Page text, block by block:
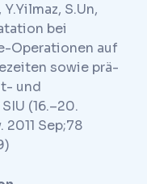
S.Un,
bei
Operationen auf
sowie prä-
und
(16.–20.
Sep;78